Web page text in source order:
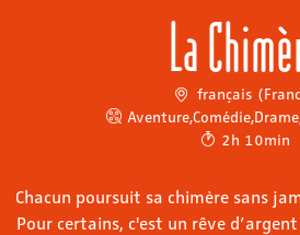
La
français
Aventure,Comédie,Drame
2h 10min
Chacun poursuit sa chimère sans
Pour certains, c'est un rêve